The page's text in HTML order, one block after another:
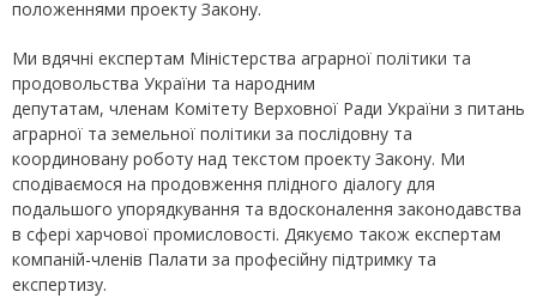
положеннями проекту Закону.
Ми вдячні експертам Міністерства аграрної політики та
продовольства України та народним
депутатам, членам Комітету Верховної Ради України з питань
аграрної та земельної політики за послідовну та
координовану роботу над текстом проекту Закону. Ми
сподіваємося на продовження плідного діалогу для
подальшого упорядкування та вдосконалення законодавства
в сфері харчової промисловості. Дякуємо також експертам
компаній-членів Палати за професійну підтримку та
експертизу.